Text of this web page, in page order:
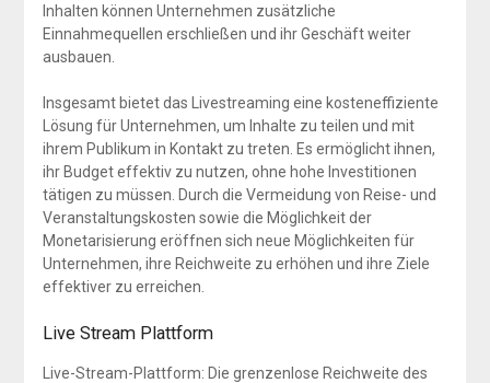
Inhalten können Unternehmen zusätzliche
Einnahmequellen erschließen und ihr Geschäft weiter
ausbauen.
Insgesamt bietet das Livestreaming eine kosteneffiziente
Lösung für Unternehmen, um Inhalte zu teilen und mit
ihrem Publikum in Kontakt zu treten. Es ermöglicht ihnen,
ihr Budget effektiv zu nutzen, ohne hohe Investitionen
tätigen zu müssen. Durch die Vermeidung von Reise- und
Veranstaltungskosten sowie die Möglichkeit der
Monetarisierung eröffnen sich neue Möglichkeiten für
Unternehmen, ihre Reichweite zu erhöhen und ihre Ziele
effektiver zu erreichen.
Live Stream Plattform
Live-Stream-Plattform: Die grenzenlose Reichweite des